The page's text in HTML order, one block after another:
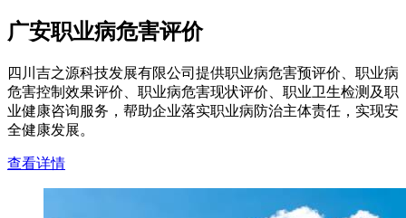
广安职业病危害评价
四川吉之源科技发展有限公司提供职业病危害预评价、职业病
危害控制效果评价、职业病危害现状评价、职业卫生检测及职
业健康咨询服务，帮助企业落实职业病防治主体责任，实现安
全健康发展。
查看详情